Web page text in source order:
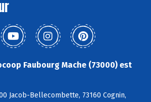
Faubourg Mache (73000) est
Jacob-Bellecombette, 73160 Cognin,